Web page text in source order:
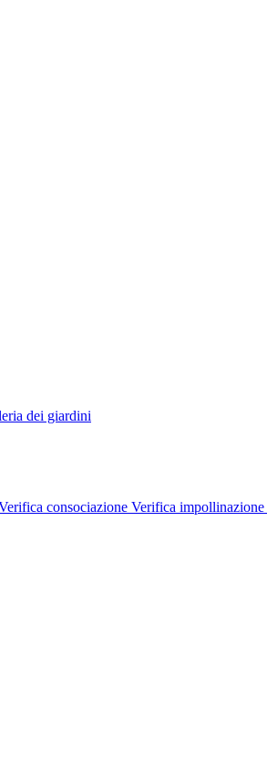
dei giardini
consociazione Verifica impollinazione